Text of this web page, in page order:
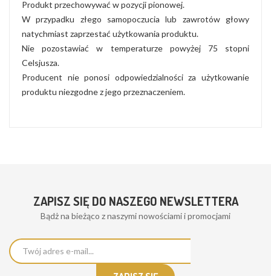
Produkt przechowywać w pozycji pionowej.
W przypadku złego samopoczucia lub zawrotów głowy
natychmiast zaprzestać użytkowania produktu.
Nie pozostawiać w temperaturze powyżej 75 stopni
Celsjusza.
Producent nie ponosi odpowiedzialności za użytkowanie
produktu niezgodne z jego przeznaczeniem.
ZAPISZ SIĘ DO NASZEGO NEWSLETTERA
Bądż na bieżąco z naszymi nowościami i promocjami